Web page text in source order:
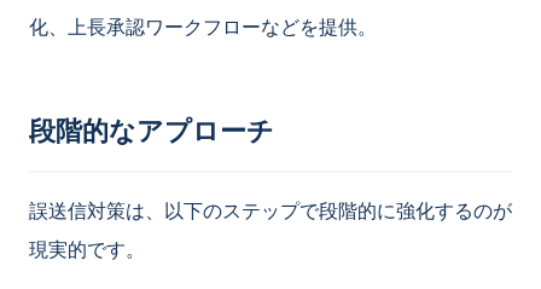
化、上長承認ワークフローなどを提供。
段階的なアプローチ
誤送信対策は、以下のステップで段階的に強化するのが
現実的です。